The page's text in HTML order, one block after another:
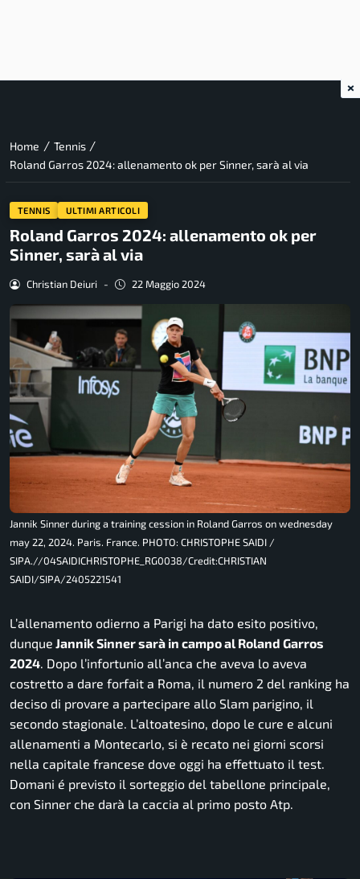
Home / Tennis /
Roland Garros 2024: allenamento ok per Sinner, sarà al via
TENNIS ULTIMI ARTICOLI
Roland Garros 2024: allenamento ok per
Sinner, sarà al via
Christian Deiuri - 22 Maggio 2024
Jannik Sinner during a training cession in Roland Garros on wednesday
may 22, 2024. Paris. France. PHOTO: CHRISTOPHE SAIDI /
SIPA.//04SAIDICHRISTOPHE_RG0038/Credit:CHRISTIAN
SAIDI/SIPA/2405221541
L’allenamento odierno a Parigi ha dato esito positivo,
dunque Jannik Sinner sarà in campo al Roland Garros
2024. Dopo l’infortunio all’anca che aveva lo aveva
costretto a dare forfait a Roma, il numero 2 del ranking ha
deciso di provare a partecipare allo Slam parigino, il
secondo stagionale. L’altoatesino, dopo le cure e alcuni
allenamenti a Montecarlo, si è recato nei giorni scorsi
nella capitale francese dove oggi ha effettuato il test.
Domani é previsto il sorteggio del tabellone principale,
con Sinner che darà la caccia al primo posto Atp.
×